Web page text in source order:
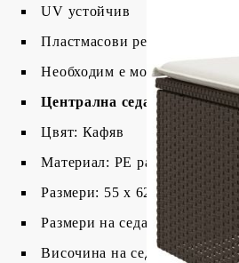
UV устойчив
Пластмасови регулируеми
Необходим е монтаж
Централна седалка:
Цвят: Кафяв
Материал: PE ратан,
Размери: 55 x 62 x 69 см (Ш
Размери на седалката: 55 x
Височина на седалката от